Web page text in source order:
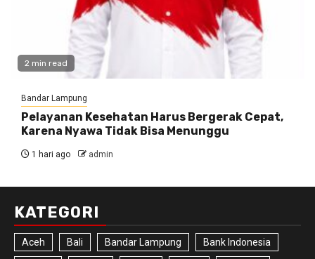
2 min read
Bandar Lampung
Pelayanan Kesehatan Harus Bergerak Cepat,
Karena Nyawa Tidak Bisa Menunggu
1 hari ago admin
KATEGORI
Aceh Bali Bandar Lampung Bank Indonesia